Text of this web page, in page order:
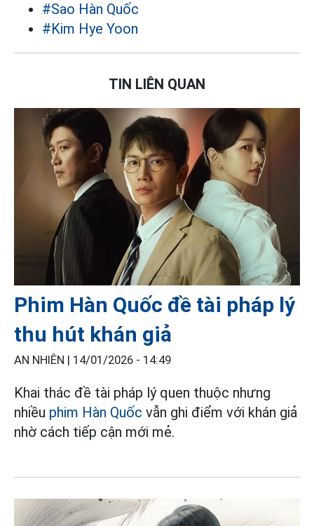
#Sao Hàn Quốc
#Kim Hye Yoon
TIN LIÊN QUAN
Phim Hàn Quốc đề tài pháp lý
thu hút khán giả
AN NHIÊN | 14/01/2026 - 14:49
Khai thác đề tài pháp lý quen thuộc nhưng
nhiều phim Hàn Quốc vẫn ghi điểm với khán giả
nhờ cách tiếp cận mới mẻ.